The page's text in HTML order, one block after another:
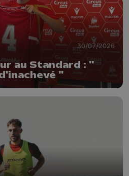
30/07/2026
au Standard : "
"